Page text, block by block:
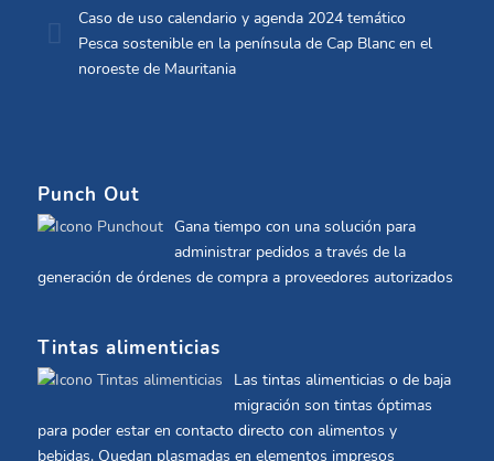
Caso de uso calendario y agenda 2024 temático
Pesca sostenible en la península de Cap Blanc en el
noroeste de Mauritania
Punch Out
Gana tiempo con una solución para
administrar pedidos a través de la
generación de órdenes de compra a proveedores autorizados
Tintas alimenticias
Las tintas alimenticias o de baja
migración son tintas óptimas
para poder estar en contacto directo con alimentos y
bebidas. Quedan plasmadas en elementos impresos